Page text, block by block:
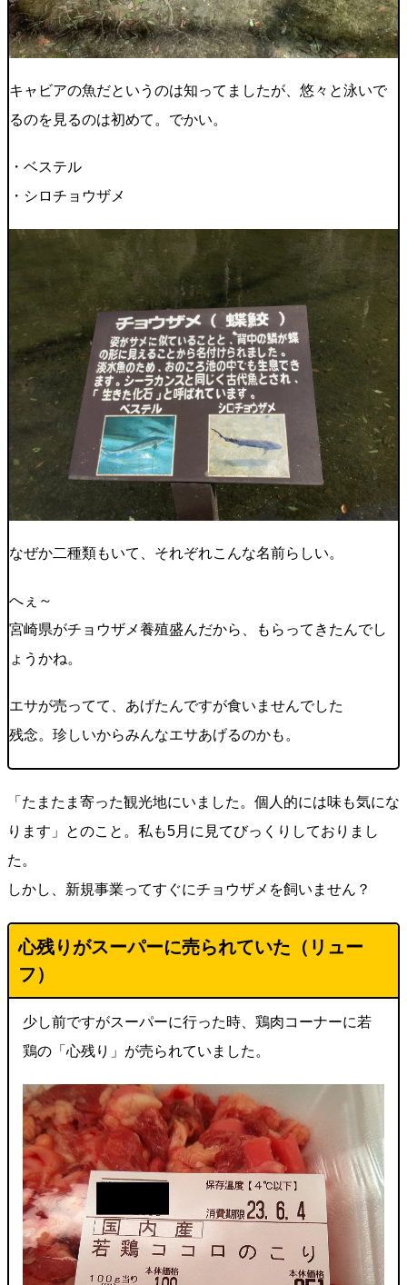
キャビアの魚だというのは知ってましたが、悠々と泳いで
るのを見るのは初めて。でかい。
・ベステル
・シロチョウザメ
なぜか二種類もいて、それぞれこんな名前らしい。
へぇ～
宮崎県がチョウザメ養殖盛んだから、もらってきたんでし
ょうかね。
エサが売ってて、あげたんですが食いませんでした
残念。珍しいからみんなエサあげるのかも。
「たまたま寄った観光地にいました。個人的には味も気にな
ります」とのこと。私も5月に見てびっくりしておりまし
た。
しかし、新規事業ってすぐにチョウザメを飼いません？
心残りがスーパーに売られていた（ リュー
フ）
少し前ですがスーパーに行った時、鶏肉コーナーに若
鶏の「心残り」が売られていました。